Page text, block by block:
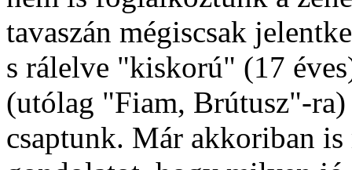
tavaszán mégiscsak
s rálelve "kiskorú" (17
(utólag "Fiam, Brútusz"-
csaptunk. Már akkoriban